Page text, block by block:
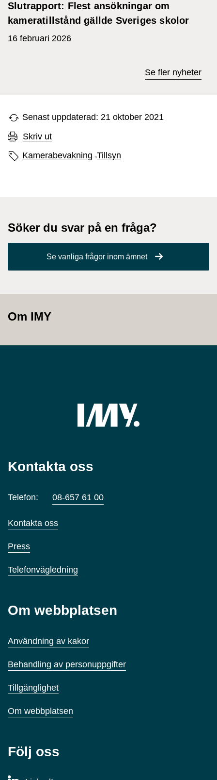
Slutrapport: Flest ansökningar om
kameratillstånd gällde Sveriges skolor
16 februari 2026
Se fler nyheter
Senast uppdaterad: 21 oktober 2021
Skriv ut
Sidans etiketter
Kamerabevakning ,Tillsyn
Söker du svar på en fråga?
Se vanliga frågor inom ämnet
Om IMY
Kontakta oss
Telefon: 08-657 61 00
Kontakta oss
Press
Telefonvägledning
Om webbplatsen
Användning av kakor
Behandling av personuppgifter
Tillgänglighet
Om webbplatsen
Följ oss